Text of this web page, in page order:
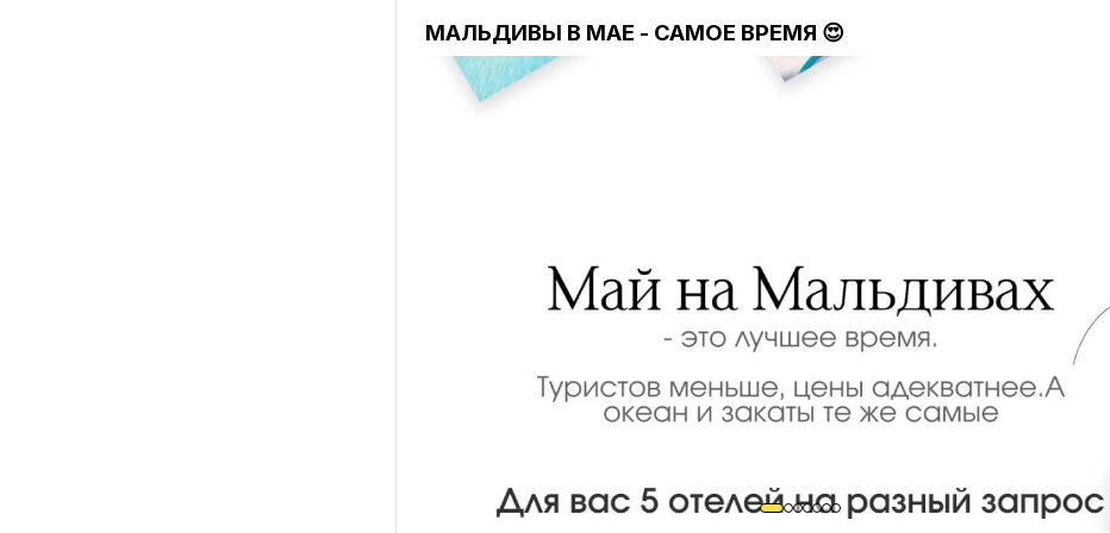
странах. Покажет все способы добраться куда угодно.
📍Конвертер валют
Базовая, но незаменимая вещь. Чтобы не считать в уме и не
по незнанию курса.
приложение озвучит, а чужую речь переведёт на русский.
Маршруты и тропы для пеших прогулок по всему миру - включая
Для тех кто любит природу, горы и треккинг.
📍 izi.TRAVEL
Тысячи бесплатных аудиогидов по городам и музеям. Превращает
прогулку в полноценную экскурсию - и без затрат на гида.
Умный помощник который составит список вещей в чемодан на
прогноза погоды и ваших планов.
МАЛЬДИВЫ В МАЕ - САМОЕ ВРЕМЯ 😍